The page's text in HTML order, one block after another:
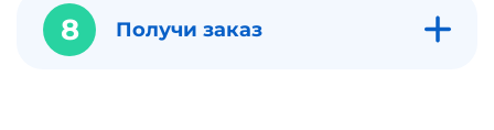
8 Получи заказ